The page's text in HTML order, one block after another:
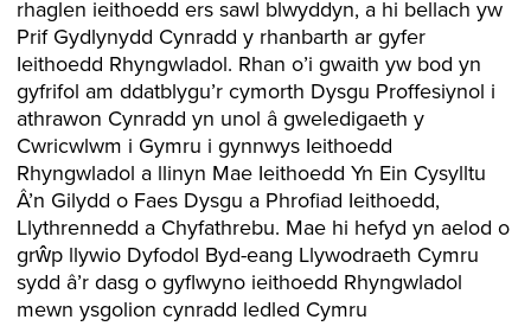
rhaglen ieithoedd ers sawl blwyddyn, a hi bellach yw
Prif Gydlynydd Cynradd y rhanbarth ar gyfer
Ieithoedd Rhyngwladol. Rhan o’i gwaith yw bod yn
gyfrifol am ddatblygu’r cymorth Dysgu Proffesiynol i
athrawon Cynradd yn unol â gweledigaeth y
Cwricwlwm i Gymru i gynnwys Ieithoedd
Rhyngwladol a llinyn Mae Ieithoedd Yn Ein Cysylltu
Â’n Gilydd o Faes Dysgu a Phrofiad Ieithoedd,
Llythrennedd a Chyfathrebu. Mae hi hefyd yn aelod o
grŵp llywio Dyfodol Byd-eang Llywodraeth Cymru
sydd â’r dasg o gyflwyno ieithoedd Rhyngwladol
mewn ysgolion cynradd ledled Cymru